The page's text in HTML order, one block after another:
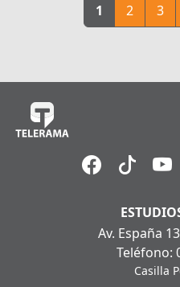
1 2 3
Av. España
Teléfono:
Casilla